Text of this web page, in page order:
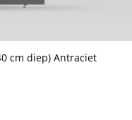
cm diep) Antraciet